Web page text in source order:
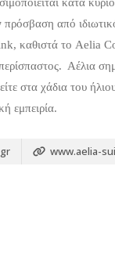
από
καθιστά το Aelia
Αέλια
στα χάδια του
εμπειρία.
www.aelia-